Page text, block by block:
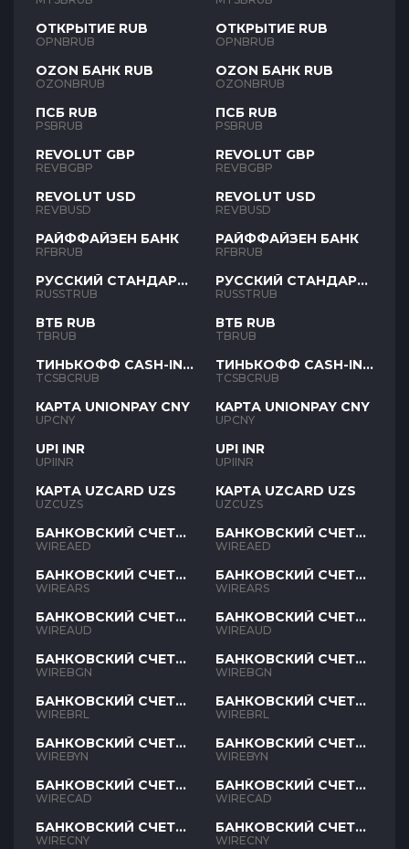
ОТКРЫТИЕ RUB
OPNBRUB
OZON БАНК RUB
OZONBRUB
ПСБ RUB
PSBRUB
REVOLUT GBP
REVBGBP
REVOLUT USD
REVBUSD
РАЙФФАЙЗЕН БАНК
RFBRUB
РУССКИЙ СТАНДАРТ
RUB
RUSSTRUB
ВТБ RUB
TBRUB
ТИНЬКОФФ CASH-IN
RUB
TCSBCRUB
КАРТА UNIONPAY CNY
UPCNY
UPI INR
UPIINR
КАРТА UZCARD UZS
UZCUZS
БАНКОВСКИЙ СЧЕТ
AED
WIREAED
БАНКОВСКИЙ СЧЕТ
ARS
WIREARS
БАНКОВСКИЙ СЧЕТ
AUD
WIREAUD
БАНКОВСКИЙ СЧЕТ
BGN
WIREBGN
БАНКОВСКИЙ СЧЕТ
BRL
WIREBRL
БАНКОВСКИЙ СЧЕТ
BYN
WIREBYN
БАНКОВСКИЙ СЧЕТ
CAD
WIRECAD
БАНКОВСКИЙ СЧЕТ
CNY
WIRECNY
ОТКРЫТИЕ RUB
OPNBRUB
OZON БАНК RUB
OZONBRUB
ПСБ RUB
PSBRUB
REVOLUT GBP
REVBGBP
REVOLUT USD
REVBUSD
РАЙФФАЙЗЕН БАНК
RFBRUB
РУССКИЙ СТАНДАРТ
RUB
RUSSTRUB
ВТБ RUB
TBRUB
ТИНЬКОФФ CASH-IN
RUB
TCSBCRUB
КАРТА UNIONPAY CNY
UPCNY
UPI INR
UPIINR
КАРТА UZCARD UZS
UZCUZS
БАНКОВСКИЙ СЧЕТ
AED
WIREAED
БАНКОВСКИЙ СЧЕТ
ARS
WIREARS
БАНКОВСКИЙ СЧЕТ
AUD
WIREAUD
БАНКОВСКИЙ СЧЕТ
BGN
WIREBGN
БАНКОВСКИЙ СЧЕТ
BRL
WIREBRL
БАНКОВСКИЙ СЧЕТ
BYN
WIREBYN
БАНКОВСКИЙ СЧЕТ
CAD
WIRECAD
БАНКОВСКИЙ СЧЕТ
CNY
WIRECNY